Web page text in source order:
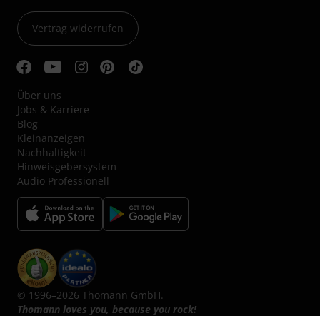
Vertrag widerrufen
Über uns
Jobs & Karriere
Blog
Kleinanzeigen
Nachhaltigkeit
Hinweisgebersystem
Audio Professionell
© 1996–2026 Thomann GmbH.
Thomann loves you, because you rock!